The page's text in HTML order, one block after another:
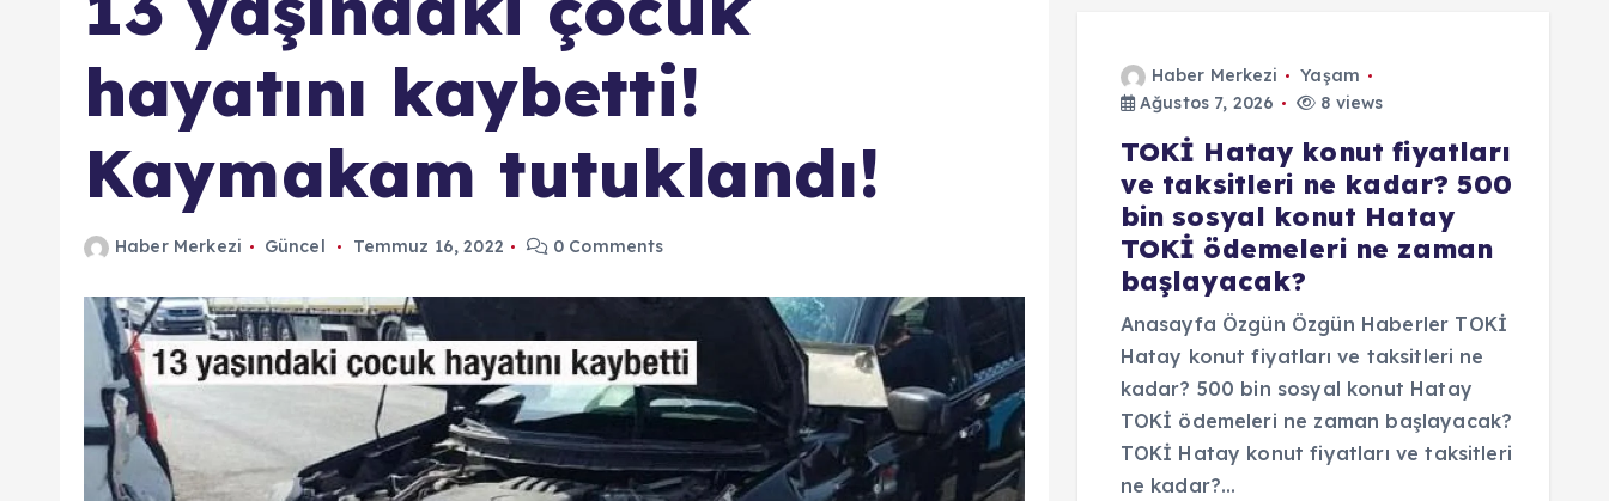
hayatını kaybetti!
Kaymakam tutuklandı!
Haber Merkezi Güncel Temmuz 16, 2022 0 Comments
Haber Merkezi
Yaşam
Ağustos 7, 2026
8 views
TOKİ Hatay konut fiyatları
ve taksitleri ne kadar? 500
bin sosyal konut Hatay
TOKİ ödemeleri ne zaman
başlayacak?
Anasayfa Özgün Özgün Haberler TOKİ
Hatay konut fiyatları ve taksitleri ne
kadar? 500 bin sosyal konut Hatay
TOKİ ödemeleri ne zaman başlayacak?
TOKİ Hatay konut fiyatları ve taksitleri
ne kadar?…